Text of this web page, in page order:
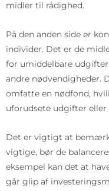
midler til rådighed.
På den anden side er
individer. Det er de
for umiddelbare
andre nødvendigheder.
omfatte en nødfond,
uforudsete udgifter
Det er vigtigt at
vigtige, bør de
eksempel kan det at
går glip af